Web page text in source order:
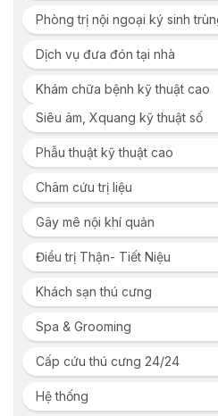
Phòng trị nội ngoại ký sinh
Dịch vụ đưa đón tại nhà
Khám chữa bệnh kỹ thuật cao
Siêu âm, Xquang kỹ thuật số
Phẫu thuật kỹ thuật cao
Châm cứu trị liệu
Gây mê nội khí quản
Điều trị Thận- Tiết Niệu
Khách sạn thú cưng
Spa & Grooming
Cấp cứu thú cưng 24/24
Hệ thống